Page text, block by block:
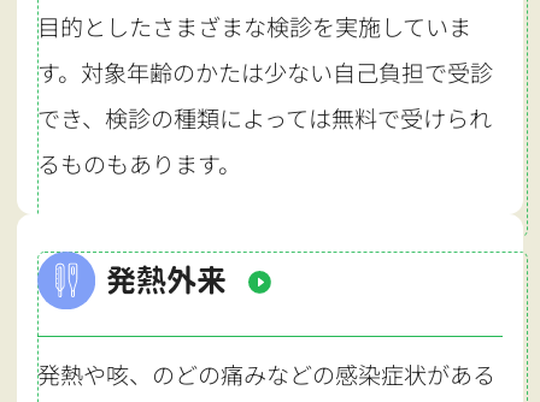
目的としたさまざまな検診を実施していま
す。対象年齢のかたは少ない自己負担で受診
でき、検診の種類によっては無料で受けられ
るものもあります。
発熱外来
発熱や咳、のどの痛みなどの感染症状がある